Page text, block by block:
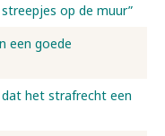
op de muur”
een goede
dat het strafrecht een